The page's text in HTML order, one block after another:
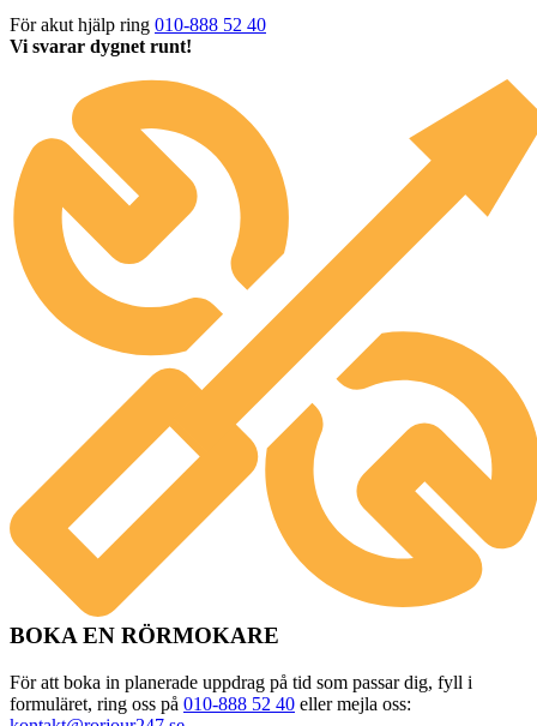
För akut hjälp ring 010-888 52 40
Vi svarar dygnet runt!
BOKA EN RÖRMOKARE
För att boka in planerade uppdrag på tid som passar dig, fyll i
formuläret, ring oss på 010-888 52 40 eller mejla oss: